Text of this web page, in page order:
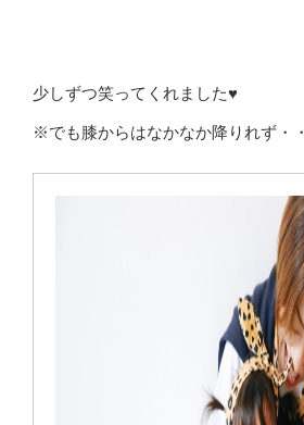
少しずつ笑ってくれました♥
※でも膝からはなかなか降りれず・・